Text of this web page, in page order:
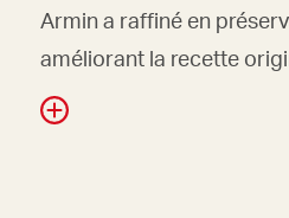
Armin a raffiné en
améliorant la recette